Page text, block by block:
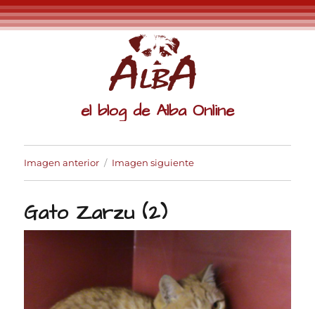
el blog de Alba Online
Imagen anterior Imagen siguiente
Gato Zarzu (2)